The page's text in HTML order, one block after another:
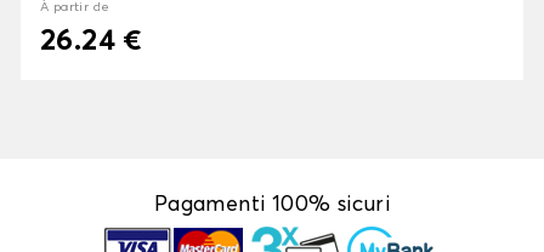
À partir de
26.24 €
Pagamenti 100% sicuri